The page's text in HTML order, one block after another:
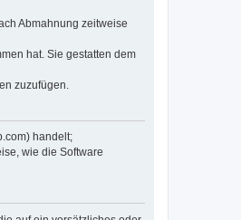
Abmahnung zeitweise
hat. Sie gestatten dem
zuzufügen.
handelt;
wie die Software